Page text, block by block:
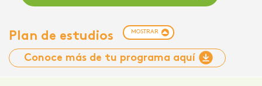
Plan de estudios MOSTRAR
Conoce más de tu programa aquí